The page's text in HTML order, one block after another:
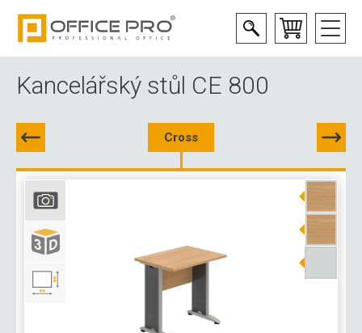
Kancelářský stůl CE 800
Cross